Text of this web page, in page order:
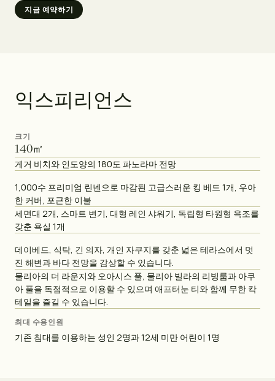
지금 예약하기
익스피리언스
크기
140㎡
게거 비치와 인도양의 180도 파노라마 전망
1,000수 프리미엄 린넨으로 마감된 고급스러운 킹 베드 1개, 우아
한 커버, 포근한 이불
세면대 2개, 스마트 변기, 대형 레인 샤워기, 독립형 타원형 욕조를
갖춘 욕실 1개
데이베드, 식탁, 긴 의자, 개인 자쿠지를 갖춘 넓은 테라스에서 멋
진 해변과 바다 전망을 감상할 수 있습니다.
물리아의 더 라운지와 오아시스 풀, 물리아 빌라의 리빙룸과 아쿠
아 풀을 독점적으로 이용할 수 있으며 애프터눈 티와 함께 무한 칵
테일을 즐길 수 있습니다.
최대 수용인원
기존 침대를 이용하는 성인 2명과 12세 미만 어린이 1명